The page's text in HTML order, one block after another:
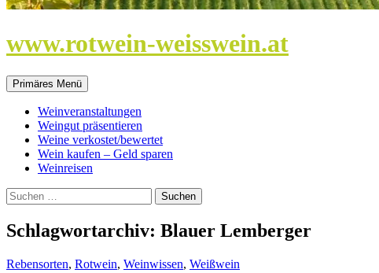
www.rotwein-weisswein.at
Primäres Menü
Weinveranstaltungen
Weingut präsentieren
Weine verkostet/bewertet
Wein kaufen – Geld sparen
Weinreisen
Suchen
nach:
Schlagwortarchiv: Blauer Lemberger
Rebensorten, Rotwein, Weinwissen, Weißwein